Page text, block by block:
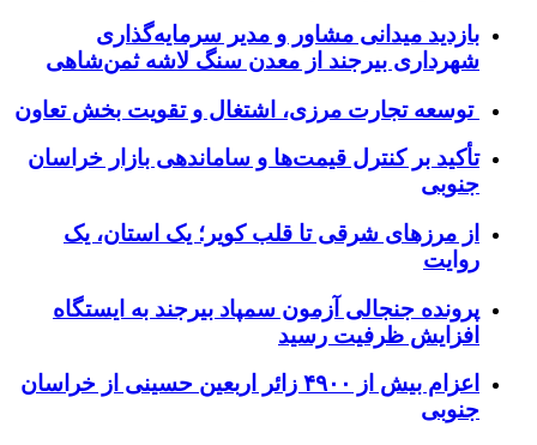
بازدید میدانی مشاور و مدیر سرمایه‌گذاری
شهرداری بیرجند از معدن سنگ لاشه ثمن‌شاهی
توسعه تجارت مرزی، اشتغال و تقویت بخش تعاون
تأکید بر کنترل قیمت‌ها و ساماندهی بازار خراسان
جنوبی
از مرزهای شرقی تا قلب کویر؛ یک استان، یک
روایت
پرونده جنجالی آزمون سمپاد بیرجند به ایستگاه
افزایش ظرفیت رسید
اعزام بیش از ۴۹۰۰ زائر اربعین حسینی از خراسان
جنوبی